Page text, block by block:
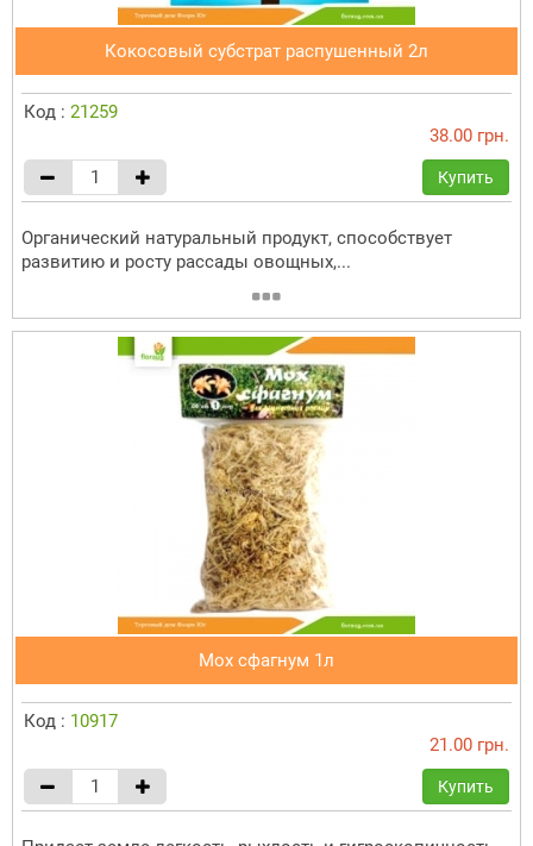
Кокосовый субстрат распушенный 2л
Код : 21259
38.00 грн.
Купить
Органический натуральный продукт, способствует
развитию и росту рассады овощных,...
Мох сфагнум 1л
Код : 10917
21.00 грн.
Купить